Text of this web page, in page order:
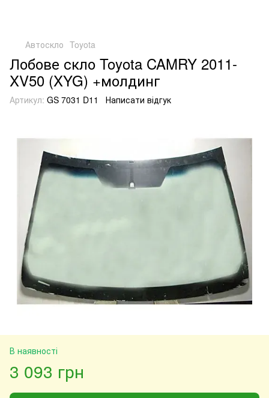
Автоскло Toyota
Лобове скло Toyota CAMRY 2011-
XV50 (XYG) +молдинг
Артикул: GS 7031 D11 Написати відгук
В наявності
3 093 грн